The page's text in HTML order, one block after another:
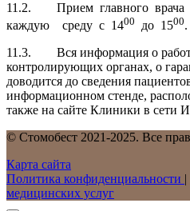
11.2. Прием главного врача
каждую среду с 1400 до 1500.
11.3. Вся информация о
контролирующих органах, о
доводится до сведения
информационном стенде,
также на сайте Клиники в сети
© Стомобест 2021-2025. Все
Карта сайта
Политика конфиденциальности |
медицинских услуг